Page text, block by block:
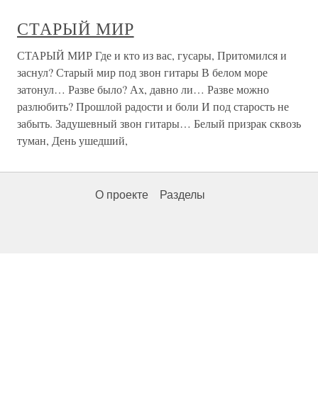
СТАРЫЙ МИР
СТАРЫЙ МИР Где и кто из вас, гусары, Притомился и
заснул? Старый мир под звон гитары В белом море
затонул… Разве было? Ах, давно ли… Разве можно
разлюбить? Прошлой радости и боли И под старость не
забыть. Задушевный звон гитары… Белый призрак сквозь
туман, День ушедший,
О проекте Разделы